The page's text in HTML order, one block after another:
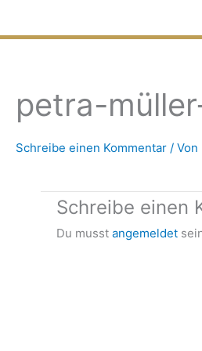
petra-
Schreibe einen Kommentar / Von
Schreibe einen
Du musst angemeldet